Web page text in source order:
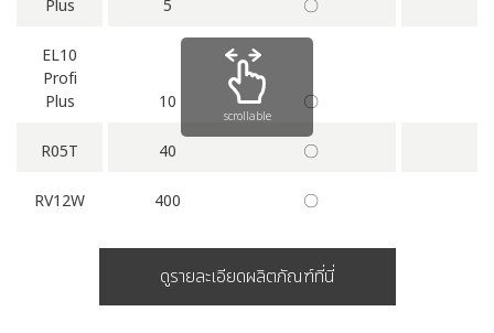
Plus
5 〇
EL10
Profi
Plus
10 〇
R05T 40 〇
RV12W 400 〇
ดูรายละเอียดผลิตภัณฑ์ที่นี่
scrollable